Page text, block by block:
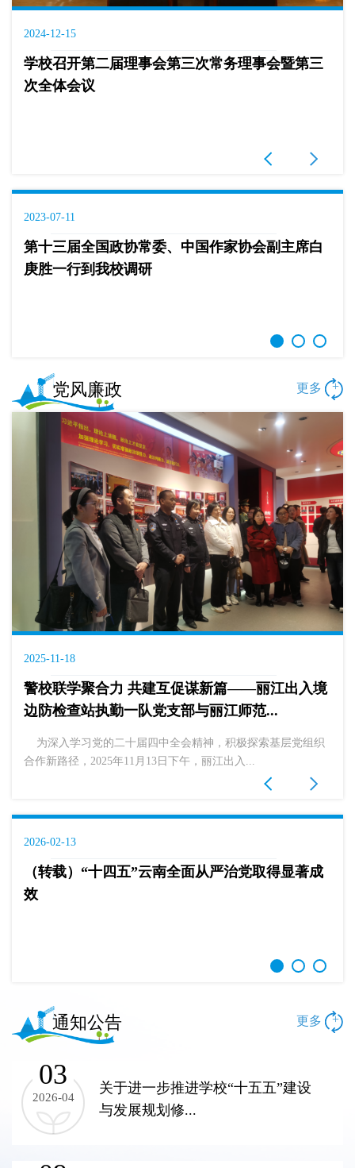
2024-12-15
学校召开第二届理事会第三次常务理事会暨第三
次全体会议
2023-07-11
第十三届全国政协常委、中国作家协会副主席白
庚胜一行到我校调研
党风廉政 更多 +
2025-11-18
警校联学聚合力 共建互促谋新篇——丽江出入境
边防检查站执勤一队党支部与丽江师范...
为深入学习党的二十届四中全会精神，积极探索基层党组织
合作新路径，2025年11月13日下午，丽江出入...
2026-02-13
（转载）“十四五”云南全面从严治党取得显著成
效
通知公告 更多 +
03
2026-04
关于进一步推进学校“十五五”建设
与发展规划修...